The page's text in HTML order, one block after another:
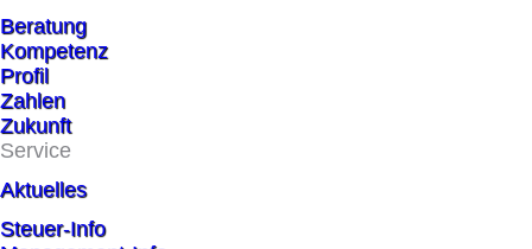
Beratung
Kompetenz
Profil
Zahlen
Zukunft
Service
Aktuelles
Steuer-Info